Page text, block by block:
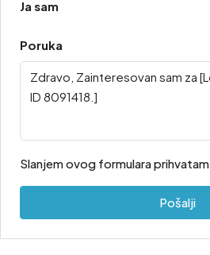
Ja sam
Poruka
Slanjem ovog formulara prihvatam
Pošalji